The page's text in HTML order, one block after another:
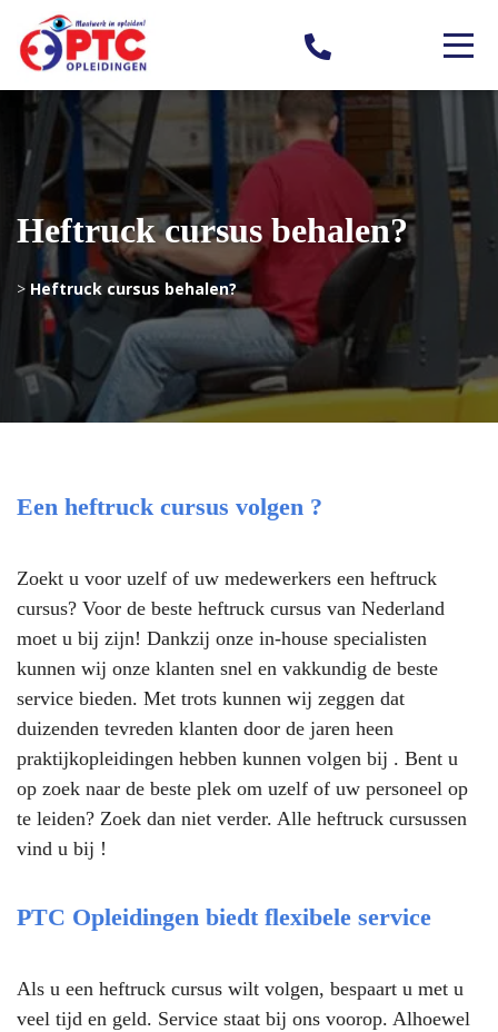
Heftruck cursus behalen?
> Heftruck cursus behalen?
Een heftruck cursus volgen ?
Zoekt u voor uzelf of uw medewerkers een heftruck
cursus? Voor de beste heftruck cursus van Nederland
moet u bij zijn! Dankzij onze in-house specialisten
kunnen wij onze klanten snel en vakkundig de beste
service bieden. Met trots kunnen wij zeggen dat
duizenden tevreden klanten door de jaren heen
praktijkopleidingen hebben kunnen volgen bij . Bent u
op zoek naar de beste plek om uzelf of uw personeel op
te leiden? Zoek dan niet verder. Alle heftruck cursussen
vind u bij !
PTC Opleidingen biedt flexibele service
Als u een heftruck cursus wilt volgen, bespaart u met u
veel tijd en geld. Service staat bij ons voorop. Alhoewel